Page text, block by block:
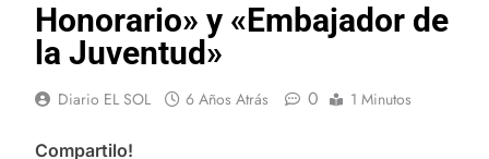
Honorario» y «Embajador de
la Juventud»
Diario EL SOL 6 Años Atrás 0 1 Minutos
Compartilo!